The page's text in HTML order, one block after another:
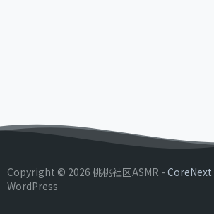
Copyright © 2026 桃桃社区ASMR - CoreNext
WordPress